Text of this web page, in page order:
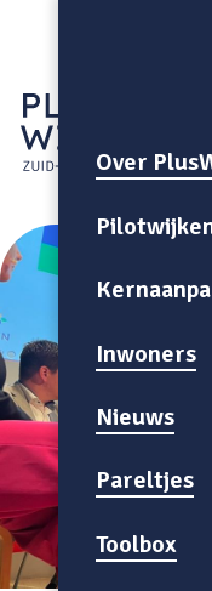
Over
Inwoners
Nieuws
Pareltjes
Toolbox